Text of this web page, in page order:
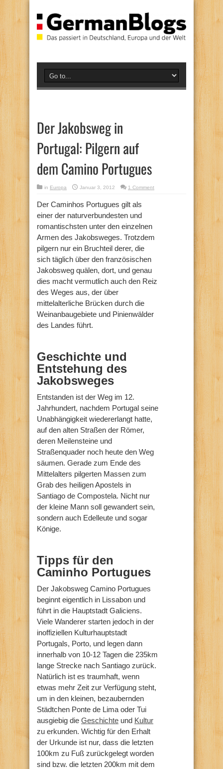
Der Jakobsweg in
Portugal: Pilgern auf
dem Camino Portugues
in Europa Januar 3, 2012 1 Comment
Der Caminhos Portugues gilt als
einer der naturverbundesten und
romantischsten unter den einzelnen
Armen des Jakobsweges. Trotzdem
pilgern nur ein Bruchteil derer, die
sich täglich über den französischen
Jakobsweg quälen, dort, und genau
dies macht vermutlich auch den Reiz
des Weges aus, der über
mittelalterliche Brücken durch die
Weinanbaugebiete und Pinienwälder
des Landes führt.
Geschichte und
Entstehung des
Jakobsweges
Entstanden ist der Weg im 12.
Jahrhundert, nachdem Portugal seine
Unabhängigkeit wiedererlangt hatte,
auf den alten Straßen der Römer,
deren Meilensteine und
Straßenquader noch heute den Weg
säumen. Gerade zum Ende des
Mittelalters pilgerten Massen zum
Grab des heiligen Apostels in
Santiago de Compostela. Nicht nur
der kleine Mann soll gewandert sein,
sondern auch Edelleute und sogar
Könige.
Tipps für den
Caminho Portugues
Der Jakobsweg Camino Portugues
beginnt eigentlich in Lissabon und
führt in die Hauptstadt Galiciens.
Viele Wanderer starten jedoch in der
inoffiziellen Kulturhauptstadt
Portugals, Porto, und legen dann
innerhalb von 10-12 Tagen die 235km
lange Strecke nach Santiago zurück.
Natürlich ist es traumhaft, wenn
etwas mehr Zeit zur Verfügung steht,
um in den kleinen, bezaubernden
Städtchen Ponte de Lima oder Tui
ausgiebig die Geschichte und Kultur
zu erkunden. Wichtig für den Erhalt
der Urkunde ist nur, dass die letzten
100km zu Fuß zurückgelegt worden
sind bzw. die letzten 200km mit dem